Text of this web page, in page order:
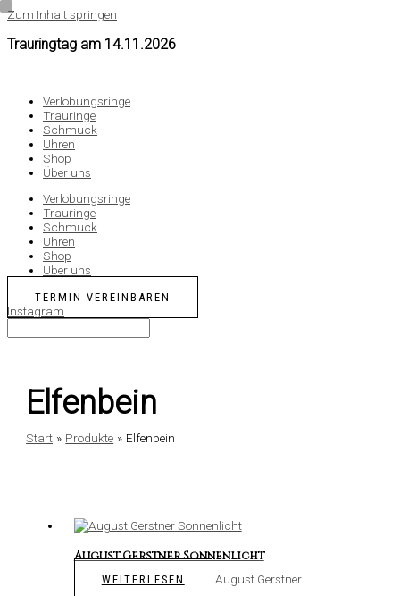
Zum Inhalt springen
Trauringtag am 14.11.2026
Verlobungsringe
Trauringe
Schmuck
Uhren
Shop
Über uns
Verlobungsringe
Trauringe
Schmuck
Uhren
Shop
Über uns
TERMIN VEREINBAREN
Instagram
Elfenbein
Start Produkte Elfenbein
August Gerstner Sonnenlicht
WEITERLESEN August Gerstner